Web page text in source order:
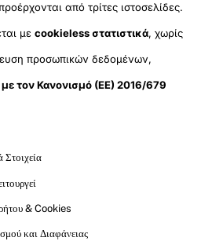
από τρίτες ιστοσελίδες.
μεcookieless στατιστικά, χωρίς
προσωπικών δεδομένων,
τον Κανονισμό (ΕΕ) 2016/679
Στοιχεία
& Cookies
και Διαφάνειας